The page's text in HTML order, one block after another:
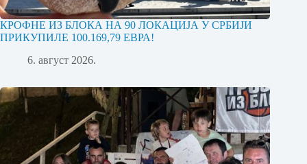
КРОФНЕ ИЗ БЛОКА НА 90 ЛОКАЦИЈА У СРБИЈИ
ПРИКУПИЛЕ 100.169,79 ЕВРА!
6. август 2026.